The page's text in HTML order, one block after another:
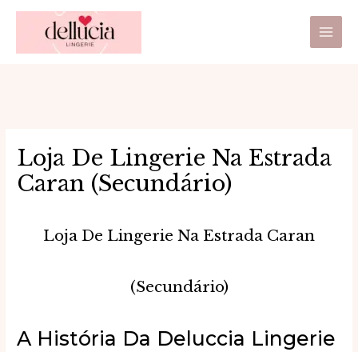
Main
Loja De Lingerie Na Estrada
Caran (secundário)
Loja De Lingerie Na Estrada Caran
(secundário)
A História Da Deluccia Lingerie